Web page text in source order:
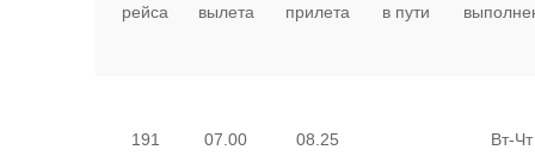
рейса вылета прилета в пути
191 07.00 08.25 Вт-Чт